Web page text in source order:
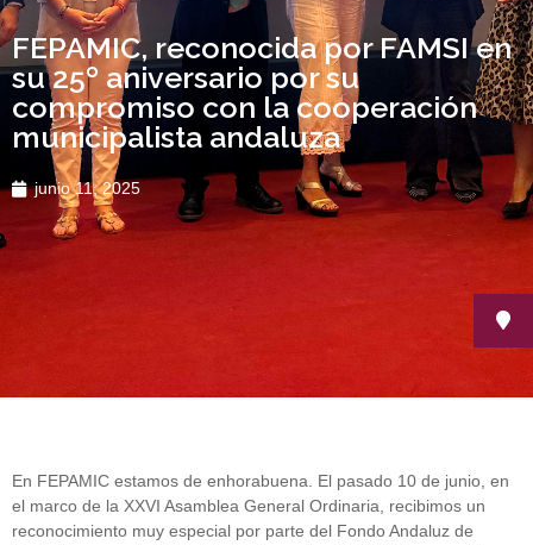
FEPAMIC, reconocida por FAMSI en
su 25º aniversario por su
compromiso con la cooperación
municipalista andaluza
junio 11, 2025
En FEPAMIC estamos de enhorabuena. El pasado 10 de junio, en
el marco de la XXVI Asamblea General Ordinaria, recibimos un
reconocimiento muy especial por parte del Fondo Andaluz de